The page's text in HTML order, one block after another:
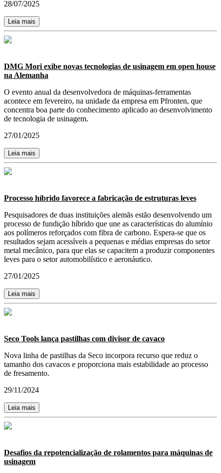
28/07/2025
Leia mais
DMG Mori exibe novas tecnologias de usinagem em open house
na Alemanha
O evento anual da desenvolvedora de máquinas-ferramentas
acontece em fevereiro, na unidade da empresa em Pfronten, que
concentra boa parte do conhecimento aplicado ao desenvolvimento
de tecnologia de usinagem.
27/01/2025
Leia mais
Processo híbrido favorece a fabricação de estruturas leves
Pesquisadores de duas instituições alemãs estão desenvolvendo um
processo de fundição híbrido que une as características do alumínio
aos polímeros reforçados com fibra de carbono. Espera-se que os
resultados sejam acessíveis a pequenas e médias empresas do setor
metal mecânico, para que elas se capacitem a produzir componentes
leves para o setor automobilístico e aeronáutico.
27/01/2025
Leia mais
Seco Tools lança pastilhas com divisor de cavaco
Nova linha de pastilhas da Seco incorpora recurso que reduz o
tamanho dos cavacos e proporciona mais estabilidade ao processo
de fresamento.
29/11/2024
Leia mais
Desafios da repotencialização de rolamentos para máquinas de
usinagem